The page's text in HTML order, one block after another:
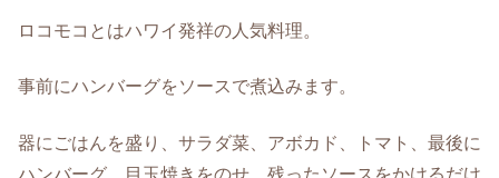
ロコモコとはハワイ発祥の人気料理。
事前にハンバーグをソースで煮込みます。
器にごはんを盛り、サラダ菜、アボカド、トマト、最後に
ハンバーグ、目玉焼きをのせ、残ったソースをかけるだけ